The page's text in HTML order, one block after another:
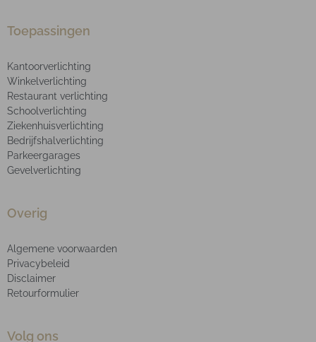
Toepassingen
Kantoorverlichting
Winkelverlichting
Restaurant verlichting
Schoolverlichting
Ziekenhuisverlichting
Bedrijfshalverlichting
Parkeergarages
Gevelverlichting
Overig
Algemene voorwaarden
Privacybeleid
Disclaimer
Retourformulier
Volg ons